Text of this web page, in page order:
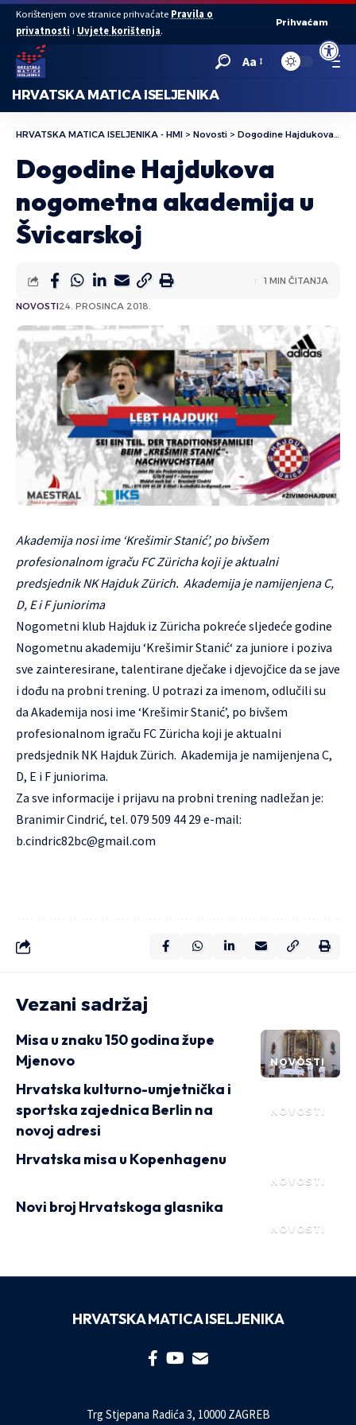
Open
Korištenjem ove stranice prihvaćate Pravila o
privatnosti i Uvjete korištenja.
Prihvaćam
Aa
HRVATSKA MATICA ISELJENIKA
HRVATSKA MATICA ISELJENIKA - HMI > Novosti > Dogodine Hajdukova nogometna akademija u Švicarskoj
Dogodine Hajdukova
nogometna akademija u
Švicarskoj
NOVOSTI24. PROSINCA 2018.
1 MIN ČITANJA
Akademija nosi ime ‘Krešimir Stanić’, po bivšem
profesionalnom igraču FC Züricha koji je aktualni
predsjednik NK Hajduk Zürich. Akademija je namijenjena C,
D, E i F juniorima
Nogometni klub Hajduk iz Züricha pokreće sljedeće godine
Nogometnu akademiju ‘Krešimir Stanić‘ za juniore i poziva
sve zainteresirane, talentirane dječake i djevojčice da se jave
i dođu na probni trening. U potrazi za imenom, odlučili su
da Akademija nosi ime ‘Krešimir Stanić’, po bivšem
profesionalnom igraču FC Züricha koji je aktualni
predsjednik NK Hajduk Zürich. Akademija je namijenjena C,
D, E i F juniorima.
Za sve informacije i prijavu na probni trening nadležan je:
Branimir Cindrić, tel. 079 509 44 29 e-mail:
b.cindric82bc@gmail.com
Vezani sadržaj
NOVOSTI
Misa u znaku 150 godina župe
Mjenovo
NOVOSTI
Hrvatska kulturno-umjetnička i
sportska zajednica Berlin na
novoj adresi
NOVOSTI
Hrvatska misa u Kopenhagenu
NOVOSTI
Novi broj Hrvatskoga glasnika
HRVATSKA MATICA ISELJENIKA
Trg Stjepana Radića 3, 10000 ZAGREB